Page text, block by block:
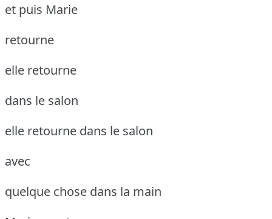
et puis Marie
retourne
elle retourne
dans le salon
elle retourne dans le salon
avec
quelque chose dans la main